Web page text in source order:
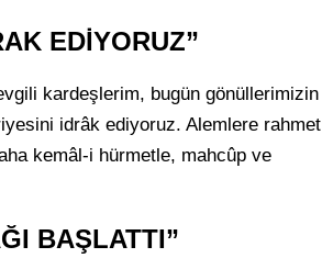
EDİYORUZ”
kardeşlerim, bugün gönüllerimizin
idrâk ediyoruz. Alemlere rahmet
kemâl-i hürmetle, mahcûp ve
BAŞLATTI”